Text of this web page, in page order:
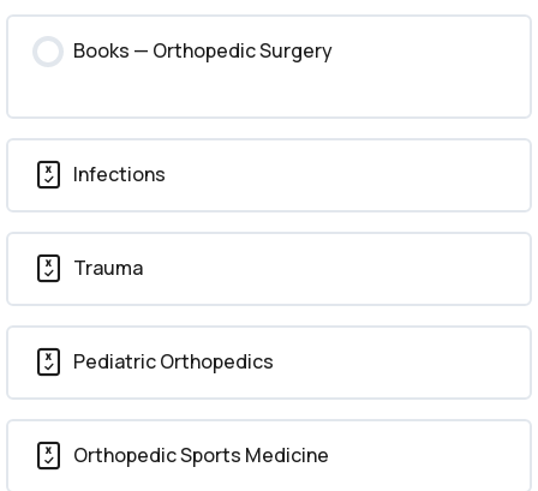
Books — Orthopedic Surgery
Infections
Trauma
Pediatric Orthopedics
Orthopedic Sports Medicine